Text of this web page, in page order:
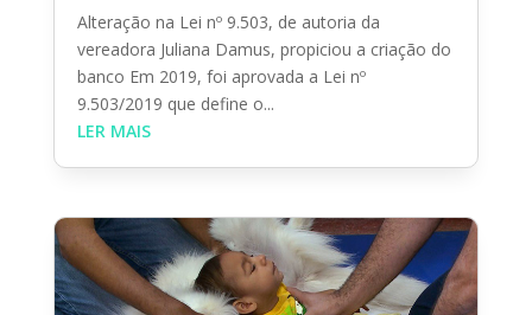
Alteração na Lei nº 9.503, de autoria da
vereadora Juliana Damus, propiciou a criação do
banco Em 2019, foi aprovada a Lei nº
9.503/2019 que define o...
LER MAIS